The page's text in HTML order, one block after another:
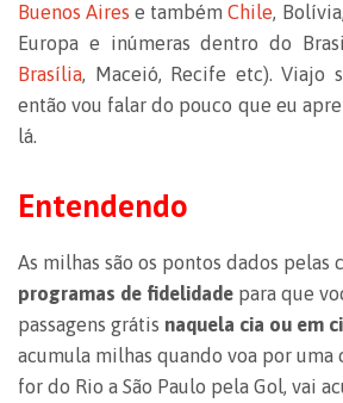
Buenos Aires e tambémChile,
Europa e inúmeras dentro do
Brasília, Maceió, Recife etc). Viajo
então vou falar do pouco que eu
lá.
Entendendo
As milhas são os pontos dados pelas
programas de fidelidade para que
passagens grátis naquela cia ou em
acumula milhas quando voa por uma
for do Rio a São Paulo pela Gol, vai